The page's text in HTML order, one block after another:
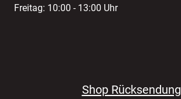
Freitag: 10:00 - 13:00 Uhr
Shop Rücksendung